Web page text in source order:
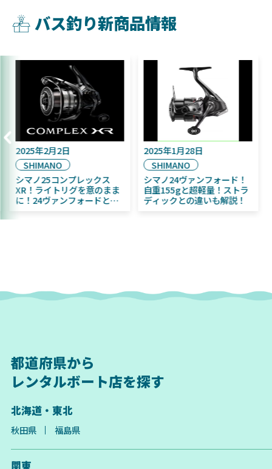
バス釣り新商品情報
2025年2月2日
SHIMANO
シマノ25コンプレックス
XR！ライトリグを意のまま
に！24ヴァンフォードとの
2025年1月28日
SHIMANO
シマノ24ヴァンフォード！
自重155gと超軽量！ストラ
ディックとの違いも解説！
都道府県から
レンタルボート店を探す
北海道・東北
秋田県 福島県
関東